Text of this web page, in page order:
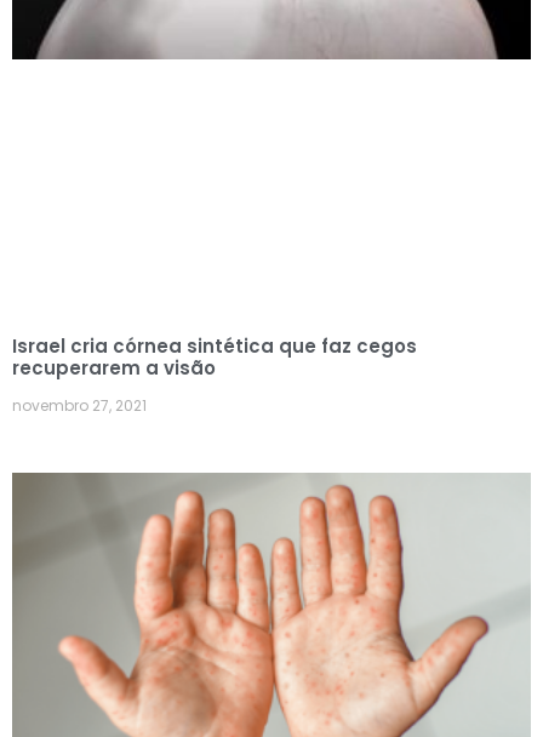
Israel cria córnea sintética que faz cegos
recuperarem a visão
novembro 27, 2021